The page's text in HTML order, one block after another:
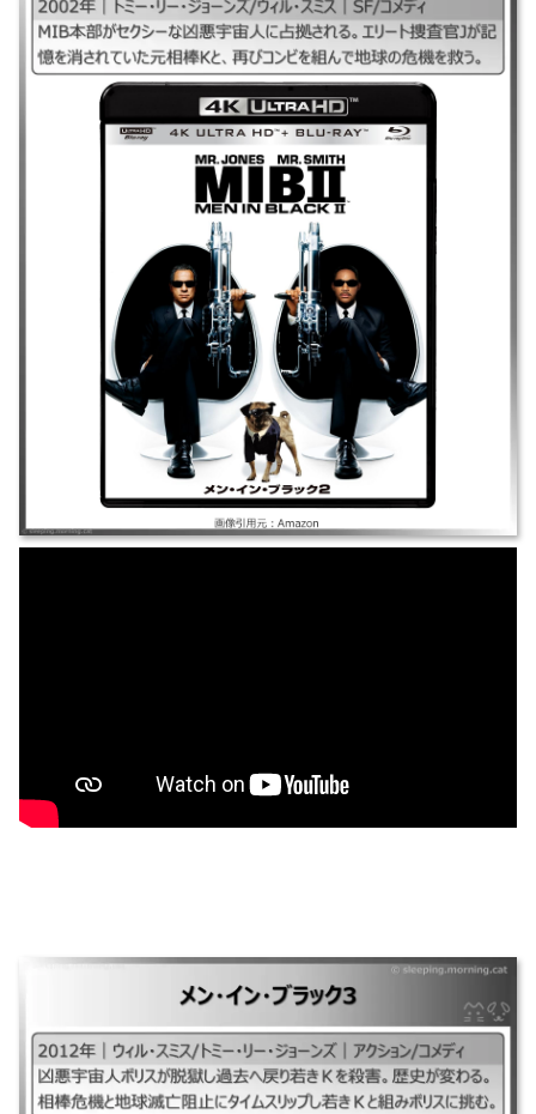
｜#メンインブラック2#MIB2## ｜2002年｜トミー・リー・ジョーンズ/ウ
ィル・スミス｜SF/コメディ ｜MIB本部がセクシーな凶悪宇宙人に占拠さ
れる。エリート捜査官Jが記憶を消されていた元相棒Kと、再びコンビを組